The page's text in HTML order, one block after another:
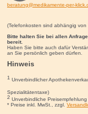
beratung@medikamente-per-
(Telefonkosten sind abhängig
Bitte halten Sie bei allen
bereit.
Haben Sie bitte auch dafür
an Sie persönlich geben dürfen.
Hinweis
1 Unverbindlicher
Spezialitätentaxe)
2 Unverbindliche
* Preise inkl. MwSt., zzgl.